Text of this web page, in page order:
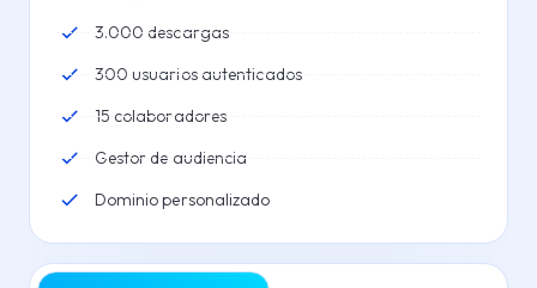
3.000 descargas
300 usuarios autenticados
15 colaboradores
Gestor de audiencia
Dominio personalizado